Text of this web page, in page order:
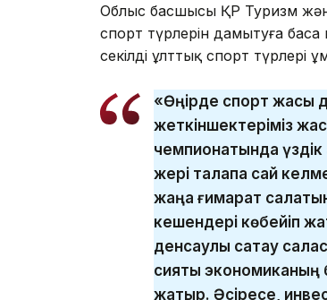
Облыс басшысы ҚР Туризм
спорт түрлерін дамытуға баса
секілді ұлттық спорт түрлері
«Өңірде спорт жақсы
жеткіншектеріміз
чемпионатында
жері талапқа сай
жаңа ғимарат
кешендері көбейіп
денсаулық сақтау
сияқты
жатыр. Әсіресе,